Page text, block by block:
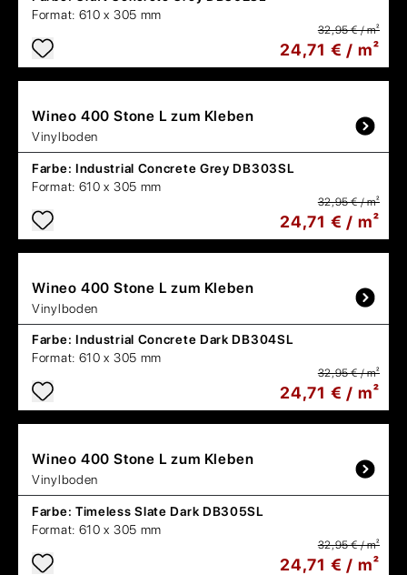
Format: 610 x 305 mm
32,95 € / m²
24,71 € / m²
Wineo 400 Stone L zum Kleben
Vinylboden
Farbe: Industrial Concrete Grey DB303SL
Format: 610 x 305 mm
32,95 € / m²
24,71 € / m²
Wineo 400 Stone L zum Kleben
Vinylboden
Farbe: Industrial Concrete Dark DB304SL
Format: 610 x 305 mm
32,95 € / m²
24,71 € / m²
Wineo 400 Stone L zum Kleben
Vinylboden
Farbe: Timeless Slate Dark DB305SL
Format: 610 x 305 mm
32,95 € / m²
24,71 € / m²